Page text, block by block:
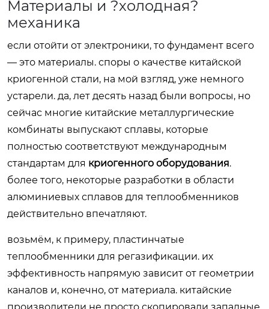
Материалы и ?холодная?
механика
если отойти от электроники, то фундамент всего
— это материалы. споры о качестве китайской
криогенной стали, на мой взгляд, уже немного
устарели. да, лет десять назад были вопросы, но
сейчас многие китайские металлургические
комбинаты выпускают сплавы, которые
полностью соответствуют международным
стандартам для криогенного оборудования.
более того, некоторые разработки в области
алюминиевых сплавов для теплообменников
действительно впечатляют.
возьмём, к примеру, пластинчатые
теплообменники для регазификации. их
эффективность напрямую зависит от геометрии
каналов и, конечно, от материала. китайские